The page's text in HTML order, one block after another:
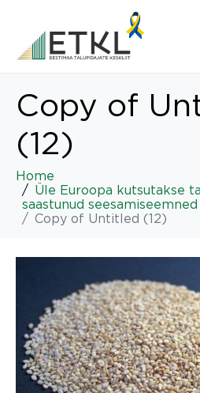
Copy of
(12)
Home
Üle Euroopa kutsutakse
saastunud seesamiseemned
Copy of Untitled (12)